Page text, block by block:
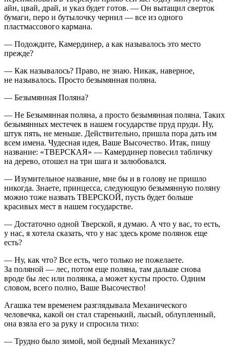
айн, цвай, драй, и указ будет готов. — Он вытащил сверток
бумаги, перо и бутылочку чернил — все из одного
пластмассового кармана.
— Подождите, Камердинер, а как называлось это место
прежде?
— Как называлось? Право, не знаю. Никак, наверное,
не называлось. Просто безымянная поляна.
— Безымянная Поляна?
— Не Безымянная поляна, а просто безымянная поляна. Таких
безымянных местечек в нашем государстве пруд пруди. Ну,
штук пять, не меньше. Действительно, пришла пора дать им
всем имена. Чудесная идея, Ваше Высочество. Итак, пишу
название: «ТВЕРСКАЯ» — Камердинер повесил табличку
на дерево, отошел на три шага и залюбовался.
— Изумительное название, мне бы и в голову не пришло
никогда. Знаете, принцесса, следующую безымянную поляну
можно тоже назвать ТВЕРСКОЙ, пусть будет больше
красивых мест в нашем государстве.
— Достаточно одной Тверской, я думаю. А что у вас, то есть,
у нас, я хотела сказать, что у нас здесь кроме полянок еще
есть?
— Ну, как что? Все есть, чего только не пожелаете.
За поляной — лес, потом еще поляна, там дальше снова
вроде бы лес или полянка, а может кусты просто. Одним
словом, всего полно, Ваше Высочество!
Агашка тем временем разглядывала Механического
человечка, какой он стал старенький, лысый, облупленный,
она взяла его за руку и спросила тихо:
— Трудно было зимой, мой бедный Механикус?